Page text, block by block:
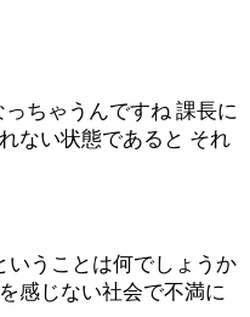
ちゃうんですね 課長に
ない状態であると それ
いうことは何でしょうか
感じない社会で不満に